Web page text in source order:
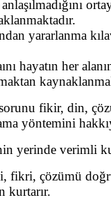
yararlanma
hayatın her
fikir, din,
yöntemini
yerinde verimli
çözümü